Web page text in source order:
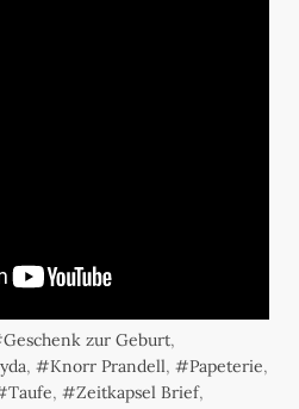
Geschenk zur Geburt,
, Knorr Prandell, Papeterie,
Taufe, Zeitkapsel Brief,